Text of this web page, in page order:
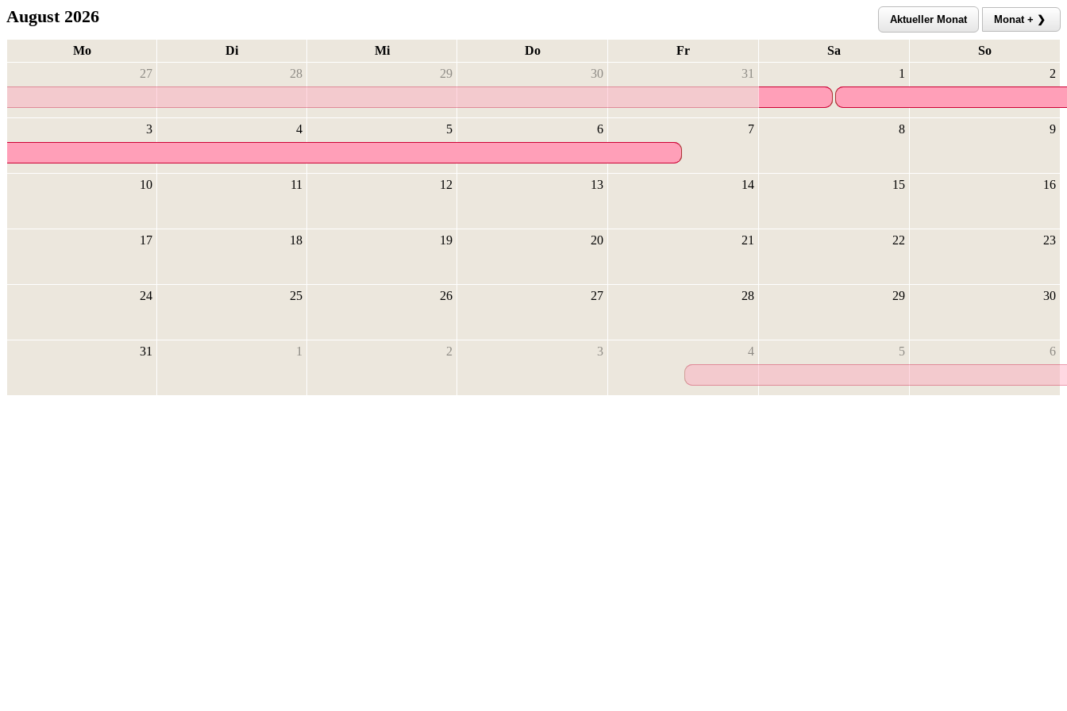
August 2026
Mo Di Mi Do Fr Sa
So
27
28 29 30 31 1 2
3 4 5 6 7 8 9
10 11 12 13 14 15 16
17 18 19 20 21 22 23
24 25 26 27 28 29 30
31 1 2 3 4 5 6